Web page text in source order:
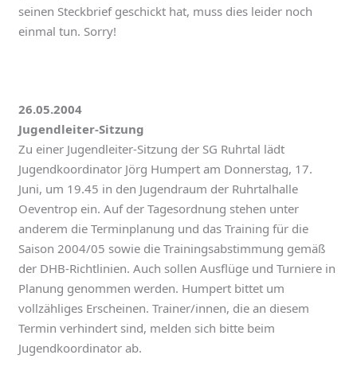
seinen Steckbrief geschickt hat, muss dies leider noch
einmal tun. Sorry!
26.05.2004
Jugendleiter-Sitzung
Zu einer Jugendleiter-Sitzung der SG Ruhrtal lädt
Jugendkoordinator Jörg Humpert am Donnerstag, 17.
Juni, um 19.45 in den Jugendraum der Ruhrtalhalle
Oeventrop ein. Auf der Tagesordnung stehen unter
anderem die Terminplanung und das Training für die
Saison 2004/05 sowie die Trainingsabstimmung gemäß
der DHB-Richtlinien. Auch sollen Ausflüge und Turniere in
Planung genommen werden. Humpert bittet um
vollzähliges Erscheinen. Trainer/innen, die an diesem
Termin verhindert sind, melden sich bitte beim
Jugendkoordinator ab.